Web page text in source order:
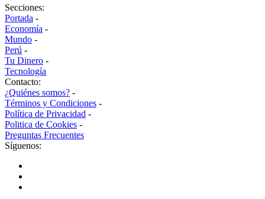
Secciones:
Portada -
Economía -
Mundo -
Perú -
Tu Dinero -
Tecnología
Contacto:
¿Quiénes somos? -
Términos y Condiciones -
Política de Privacidad -
Politica de Cookies -
Preguntas Frecuentes
Síguenos: